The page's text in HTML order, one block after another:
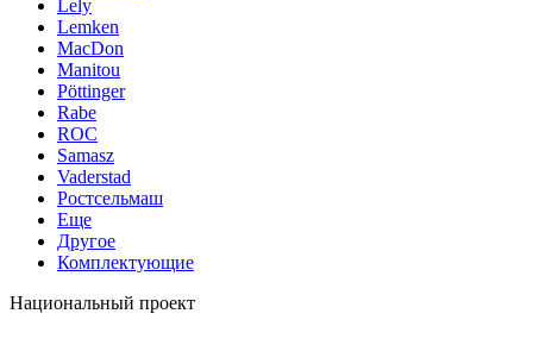
Lely
Lemken
MacDon
Manitou
Pöttinger
Rabe
ROC
Samasz
Vaderstad
Ростсельмаш
Еще
Другое
Комплектующие
Национальный проект